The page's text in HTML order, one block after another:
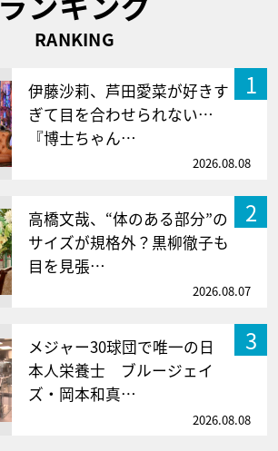
RANKING
1
伊藤沙莉、芦田愛菜が好きす
ぎて目を合わせられない…
『博士ちゃん…
2026.08.08
2
高橋文哉、“体のある部分”の
サイズが規格外？黒柳徹子も
目を見張…
2026.08.07
3
メジャー30球団で唯一の日
本人栄養士 ブルージェイ
ズ・岡本和真…
2026.08.08